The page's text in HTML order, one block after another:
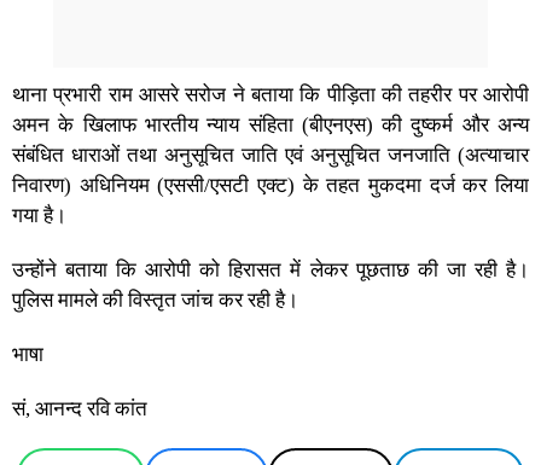
थाना प्रभारी राम आसरे सरोज ने बताया कि पीड़िता की तहरीर पर आरोपी
अमन के खिलाफ भारतीय न्याय संहिता (बीएनएस) की दुष्कर्म और अन्य
संबंधित धाराओं तथा अनुसूचित जाति एवं अनुसूचित जनजाति (अत्याचार
निवारण) अधिनियम (एससी/एसटी एक्ट) के तहत मुकदमा दर्ज कर लिया
गया है।
उन्होंने बताया कि आरोपी को हिरासत में लेकर पूछताछ की जा रही है।
पुलिस मामले की विस्तृत जांच कर रही है।
भाषा
सं, आनन्द रवि कांत